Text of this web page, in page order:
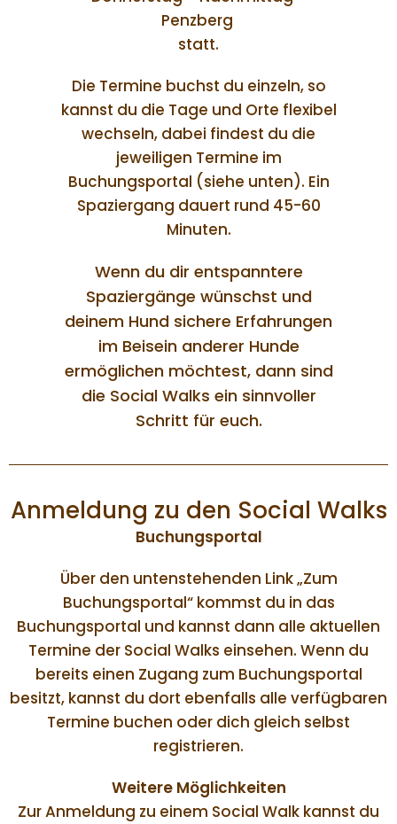
Penzberg
statt.
Die Termine buchst du einzeln, so
kannst du die Tage und Orte flexibel
wechseln, dabei findest du die
jeweiligen Termine im
Buchungsportal (siehe unten). Ein
Spaziergang dauert rund 45-60
Minuten.
Wenn du dir entspanntere
Spaziergänge wünschst und
deinem Hund sichere Erfahrungen
im Beisein anderer Hunde
ermöglichen möchtest, dann sind
die Social Walks ein sinnvoller
Schritt für euch.
Anmeldung zu den Social Walks
Buchungsportal
Über den untenstehenden Link „Zum
Buchungsportal“ kommst du in das
Buchungsportal und kannst dann alle aktuellen
Termine der Social Walks einsehen. Wenn du
bereits einen Zugang zum Buchungsportal
besitzt, kannst du dort ebenfalls alle verfügbaren
Termine buchen oder dich gleich selbst
registrieren.
Weitere Möglichkeiten
Zur Anmeldung zu einem Social Walk kannst du